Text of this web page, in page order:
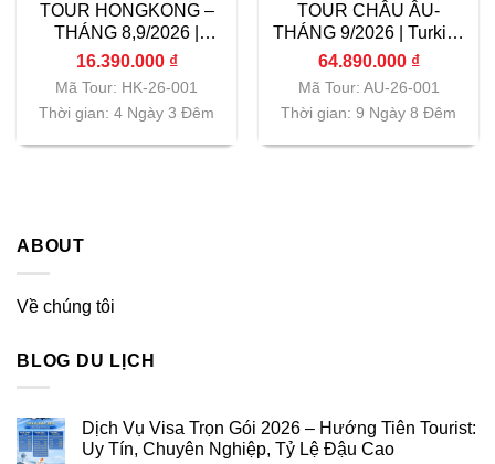
TOUR HONGKONG –
THÁNG 8,9/2026 |
Vietnam Airlines|
TP.HCM
16.390.000 ₫
Mã Tour: HK-26-001
Thời gian: 4 Ngày 3 Đêm
TOUR CHÂU ÂU-
THÁNG 9/2026 | Turkish
Airlines| TP.HCM
64.890.000 ₫
Mã Tour: AU-26-001
Thời gian: 9 Ngày 8 Đêm
ABOUT
Về chúng tôi
BLOG DU LỊCH
Dịch Vụ Visa Trọn Gói 2026 – Hướng Tiên Tourist:
Uy Tín, Chuyên Nghiệp, Tỷ Lệ Đậu Cao